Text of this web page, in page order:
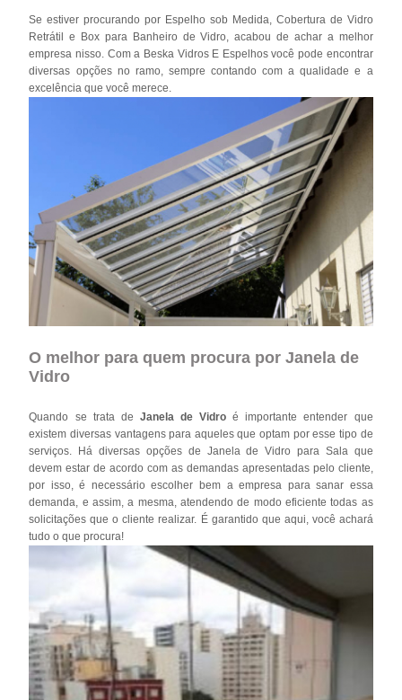
Se estiver procurando por Espelho sob Medida, Cobertura de Vidro
Retrátil e Box para Banheiro de Vidro, acabou de achar a melhor
empresa nisso. Com a Beska Vidros E Espelhos você pode encontrar
diversas opções no ramo, sempre contando com a qualidade e a
excelência que você merece.
O melhor para quem procura por Janela de
Vidro
Quando se trata de Janela de Vidro é importante entender que
existem diversas vantagens para aqueles que optam por esse tipo de
serviços. Há diversas opções de Janela de Vidro para Sala que
devem estar de acordo com as demandas apresentadas pelo cliente,
por isso, é necessário escolher bem a empresa para sanar essa
demanda, e assim, a mesma, atendendo de modo eficiente todas as
solicitações que o cliente realizar. É garantido que aqui, você achará
tudo o que procura!